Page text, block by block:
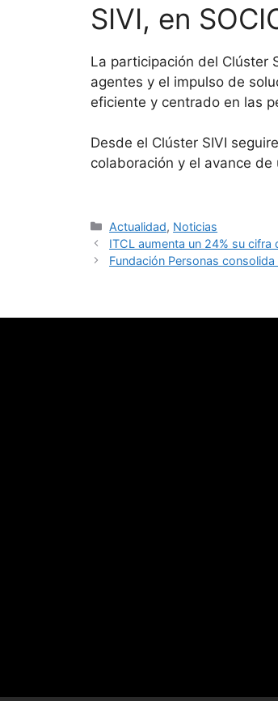
SIVI, en
La participación del Clúster
agentes y el impulso de
eficiente y centrado en las
Desde el Clúster SIVI
colaboración y el avance
Categorías
Actualidad, Noticias
ITCL aumenta un 24% su
Fundación Personas